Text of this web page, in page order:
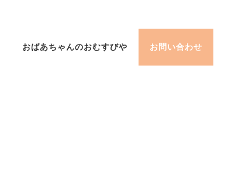
おばあちゃんのおむすびや お問い合わせ